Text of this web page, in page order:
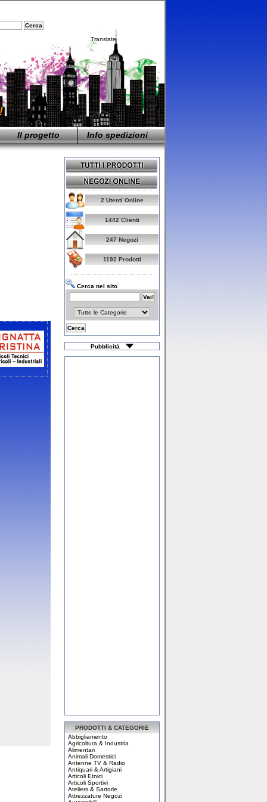
Translate
Il progetto Info spedizioni
2 Utenti Online
1442 Clienti
247 Negozi
1192 Prodotti
Cerca nel sito
Pubblicità
PRODOTTI & CATEGORIE
Abbigliamento
Agricoltura & Industria
Alimentari
Animali Domestici
Antenne TV & Radio
Antiquari & Artigiani
Articoli Etnici
Articoli Sportivi
Ateliers & Sartorie
Attrezzature Negozi